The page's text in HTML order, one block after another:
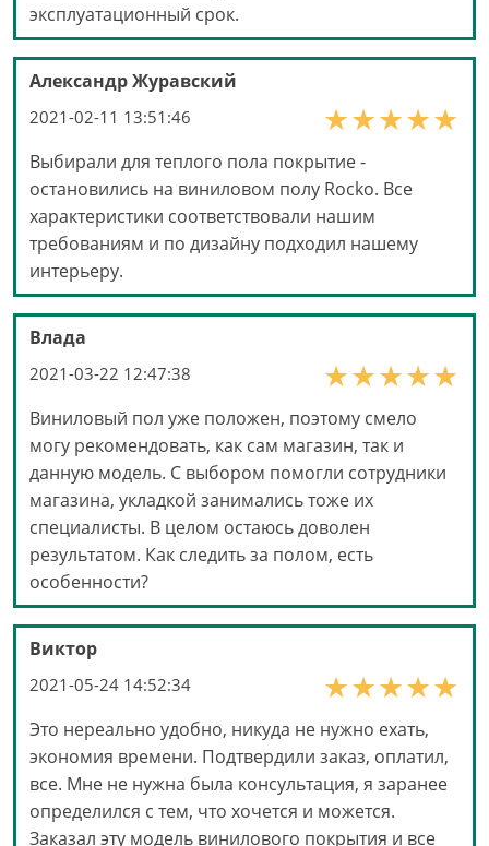
эксплуатационный срок.
Александр Журавский
2021-02-11 13:51:46
Выбирали для теплого пола покрытие -
остановились на виниловом полу Rocko. Все
характеристики соответствовали нашим
требованиям и по дизайну подходил нашему
интерьеру.
Влада
2021-03-22 12:47:38
Виниловый пол уже положен, поэтому смело
могу рекомендовать, как сам магазин, так и
данную модель. С выбором помогли сотрудники
магазина, укладкой занимались тоже их
специалисты. В целом остаюсь доволен
результатом. Как следить за полом, есть
особенности?
Виктор
2021-05-24 14:52:34
Это нереально удобно, никуда не нужно ехать,
экономия времени. Подтвердили заказ, оплатил,
все. Мне не нужна была консультация, я заранее
определился с тем, что хочется и можется.
Заказал эту модель винилового покрытия и все